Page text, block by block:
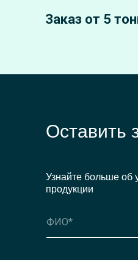
Заказ от 5
Узнайте больше об
продукции
Оставить